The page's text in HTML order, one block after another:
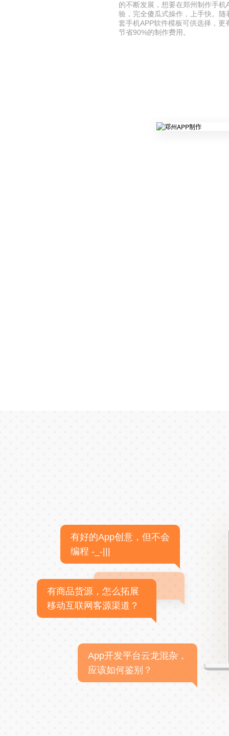
的不断发展，想要在郑州制作手
验，完全傻瓜式操作，上手快。
套手机APP软件模板可供选择，
节省90%的制作费用。
有好的App创意，但不会
编程 -_-|||
有商品货源，怎么拓展
移动互联网客源渠道？
App开发平台云龙混杂，
应该如何鉴别？